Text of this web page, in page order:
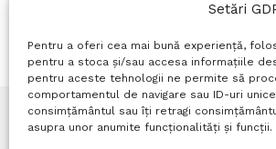
Setări
Pentru a oferi cea mai bună experiență,
pentru a stoca și/sau accesa informațiile
pentru aceste tehnologii ne permite să
comportamentul de navigare sau ID-uri
consimțământul sau îți retragi
asupra unor anumite funcționalități și funcții.
Termeni si conditii Politică